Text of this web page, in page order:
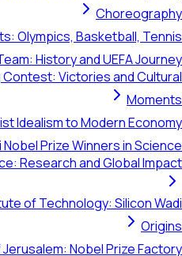
Sports Achievements:
Israel National Football
Israel at Eurovision Song
Kibbutz Movement: Socialist
Israeli
Institute of Science:
Technion — Israel Institute
Hebrew University of